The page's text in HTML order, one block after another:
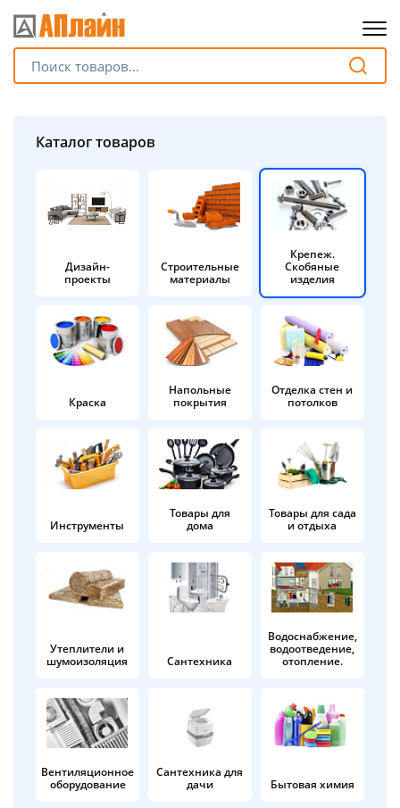
Каталог товаров
Дизайн-
проекты
Строительные
материалы
Крепеж.
Скобяные
изделия
Краска
Напольные
покрытия
Отделка стен и
потолков
Инструменты
Товары для
дома
Товары для сада
и отдыха
Утеплители и
шумоизоляция
Сантехника
Водоснабжение,
водоотведение,
отопление.
Вентиляционное
оборудование
Сантехника для
дачи
Бытовая химия
Разбейте
без переплат
График платежей
Сегодня
%
в корзину
Оплачивайте сегодня только
25% картой любого банка
Получайте товар
выбранный способом
Оставшиеся
% будут
по25%каждые 2 недели
Подробнее